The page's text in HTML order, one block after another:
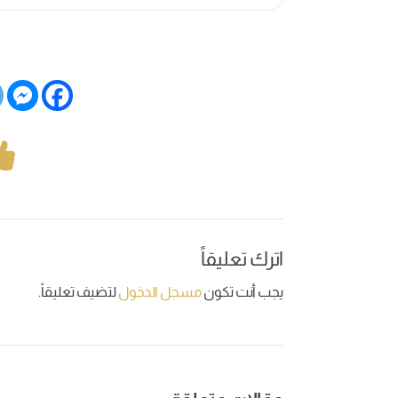
اترك تعليقاً
يجب أنت تكونمسجل الدخوللتضيف تعليقاً.